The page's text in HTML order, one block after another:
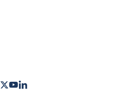
Twitter- Coface
Youtube Coface Deutschland
LinkedIn